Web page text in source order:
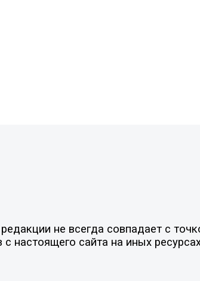
не всегда совпадает с
настоящего сайта на иных